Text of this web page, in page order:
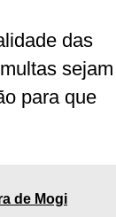
das
sejam
para que
de Mogi